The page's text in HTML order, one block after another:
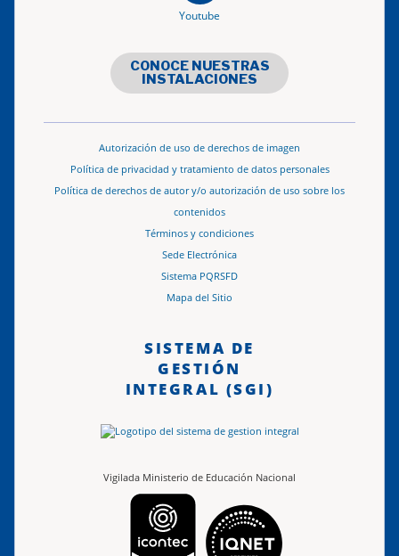
Youtube
CONOCE NUESTRAS
INSTALACIONES
Autorización de uso de derechos de imagen
Política de privacidad y tratamiento de datos personales
Política de derechos de autor y/o autorización de uso sobre los
contenidos
Términos y condiciones
Sede Electrónica
Sistema PQRSFD
Mapa del Sitio
SISTEMA DE
GESTIÓN
INTEGRAL (SGI)
Vigilada Ministerio de Educación Nacional